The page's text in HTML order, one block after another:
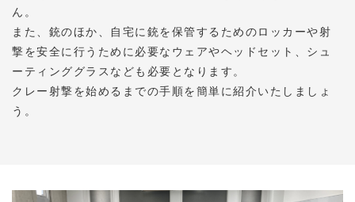
ん。
また、銃のほか、自宅に銃を保管するためのロッカーや射
撃を安全に行うために必要なウェアやヘッドセット、シュ
ーティンググラスなども必要となります。
クレー射撃を始めるまでの手順を簡単に紹介いたしましょ
う。